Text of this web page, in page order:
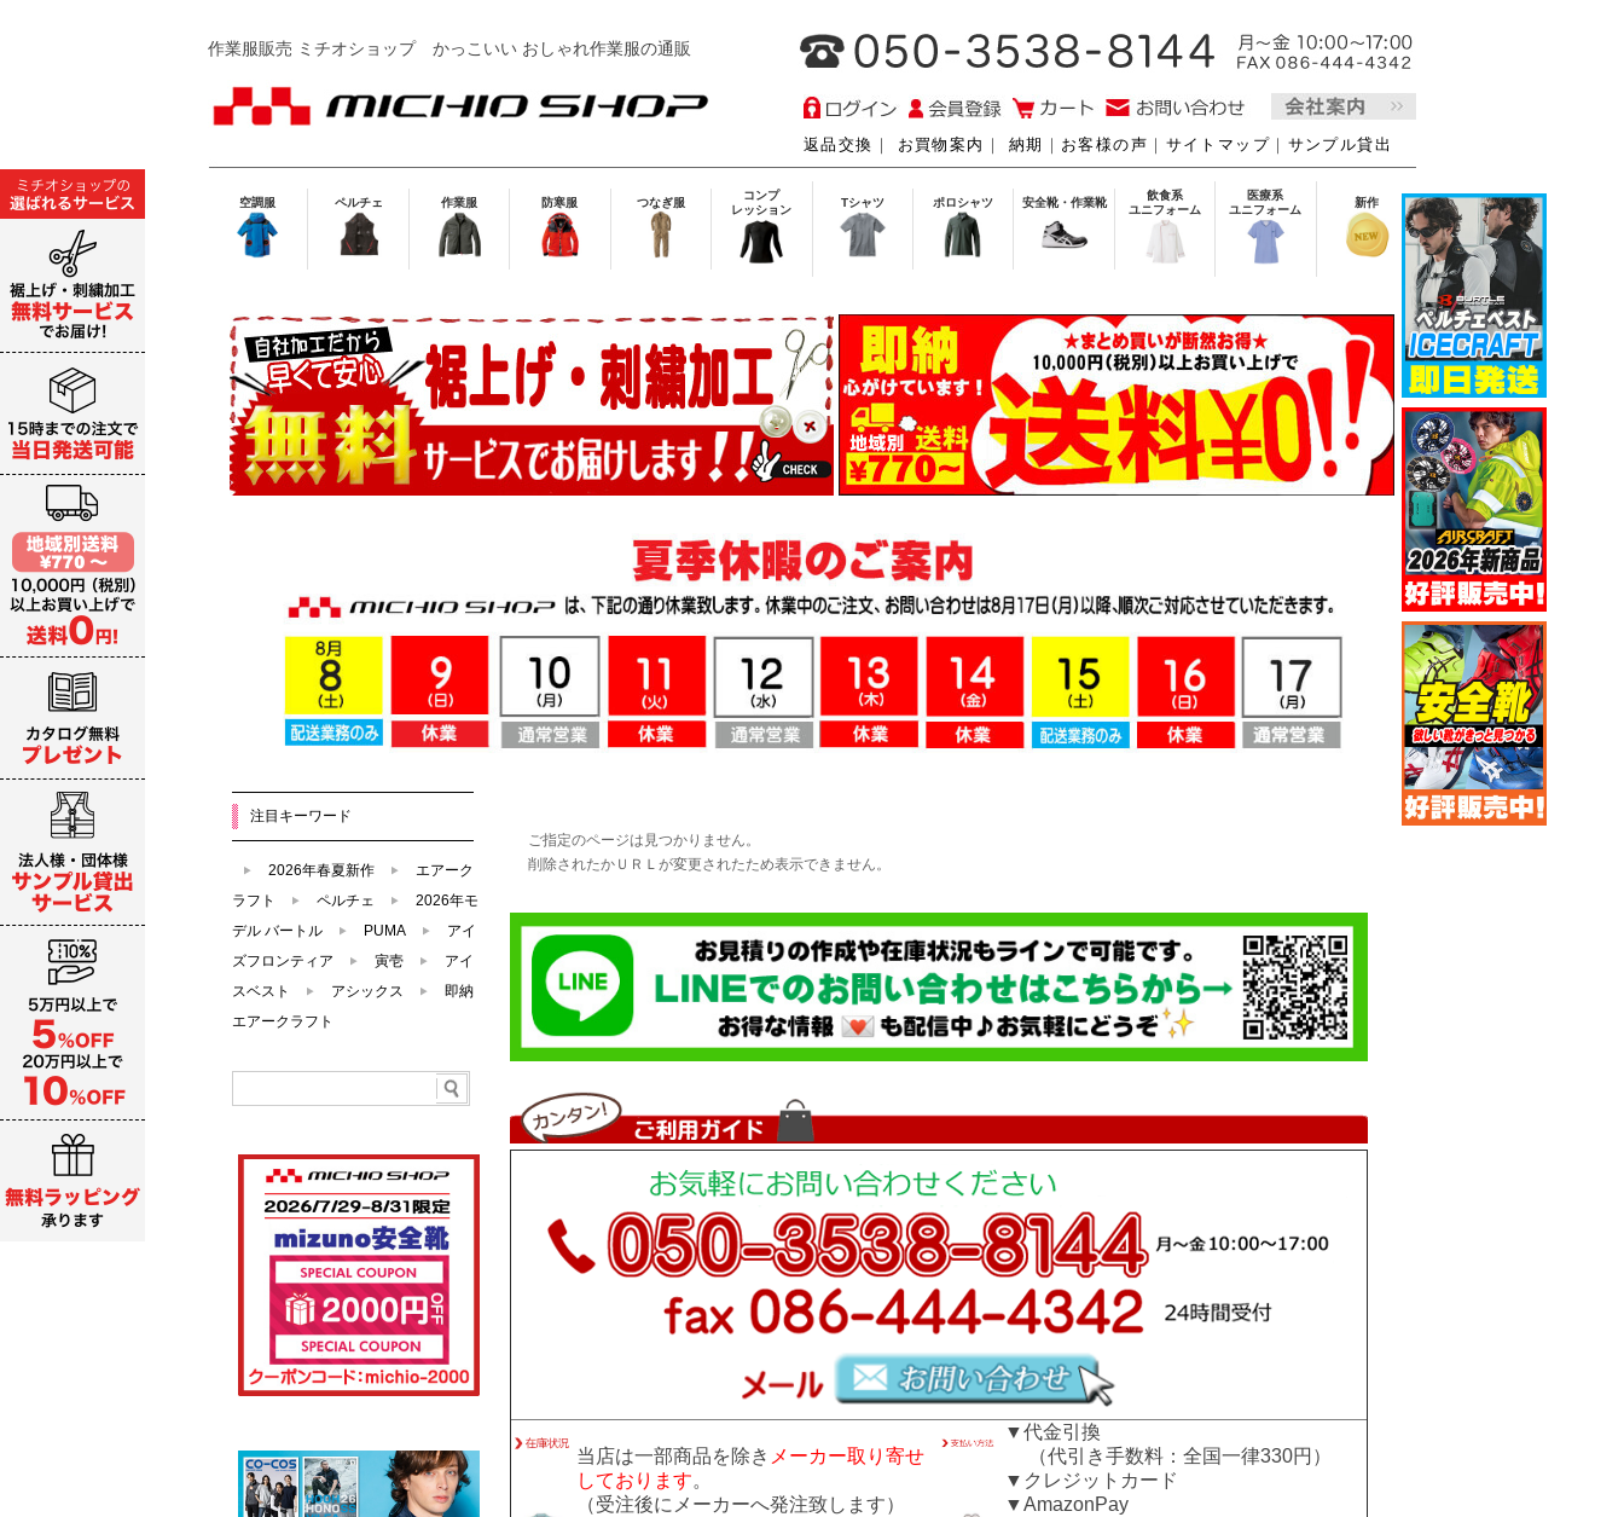
作業服販売 ミチオショップかっこいい おしゃれ作業服の通販
返品交換 ｜ お買物案内 ｜ 納期 ｜ お客様の声 ｜ サイトマップ ｜ サンプル貸出
空調服 ペルチェ 作業服 防寒服 つなぎ服
コンプ
レッション
Tシャツ ポロシャツ 安全靴・作業靴
飲食系
ユニフォーム
医療系
ユニフォーム
新作
ご指定のページは見つかりません。
削除されたかＵＲＬが変更されたため表示できません。
当店は一部商品を除き メーカー取り寄せ
しております。
（受注後にメーカーへ発注致します）
▼代金引換
（代引き手数料：全国一律330円）
▼クレジットカード
▼AmazonPay
注目キーワード
2026年春夏新作
エアーク
ラフト
ペルチェ
2026年モ
デル バートル
PUMA
アイ
ズフロンティア
寅壱
アイ
スベスト
アシックス
即納
エアークラフト